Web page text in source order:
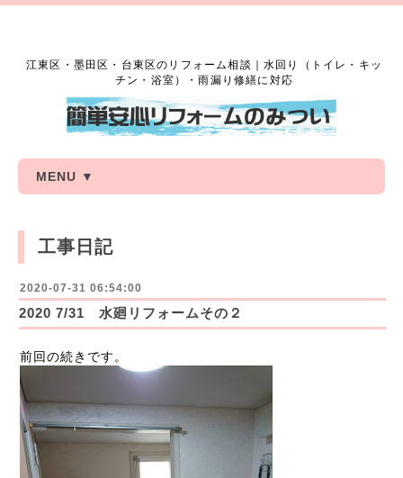
江東区・墨田区・台東区のリフォーム相談｜水回り（トイレ・キッ
チン・浴室）・雨漏り修繕に対応
MENU ▼
工事日記
2020-07-31 06:54:00
2020 7/31 水廻リフォームその２
前回の続きです。